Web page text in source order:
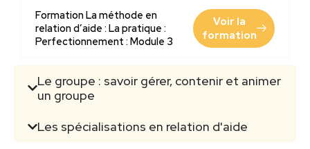
Formation La méthode en
relation d’aide : La pratique :
Perfectionnement : Module 3
Voir la
formation
Le groupe : savoir gérer, contenir et animer
un groupe
Les spécialisations en relation d'aide